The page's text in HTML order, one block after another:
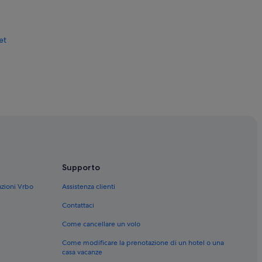
Vrbo
Supporto
Assistenza clienti
Contattaci
Come cancellare un volo
Come modificare la prenotazione di un hotel o una
casa vacanze